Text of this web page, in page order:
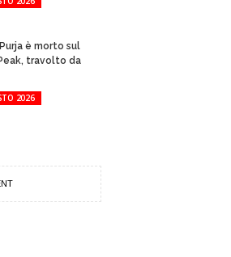
è morto sul
travolto da
2026